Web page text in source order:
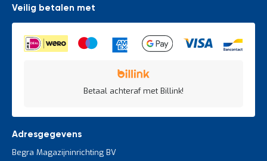
Veilig betalen met
Betaal achteraf met Billink!
Adresgegevens
Begra Magazijninrichting BV